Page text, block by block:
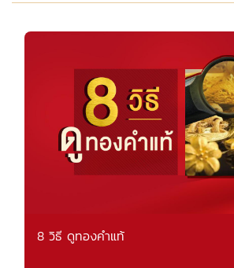
8 วิธี ดูทองคำแท้